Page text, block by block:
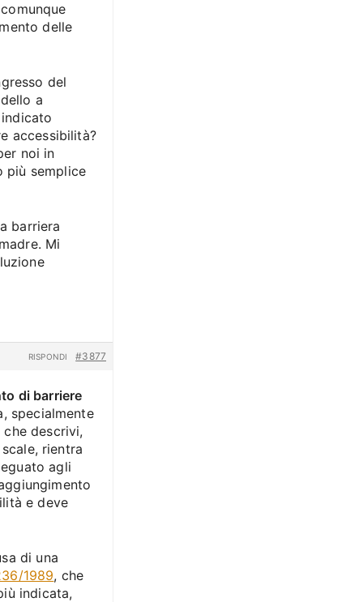
delle
del
a
accessibilità?
noi in
più semplice
barriera
Mi
#3877
RISPONDI
di barriere
specialmente
descrivi,
rientra
agli
e deve
di una
1989, che
indicata,